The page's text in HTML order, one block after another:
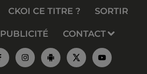
CKOI CE TITRE ? SORTIR
PUBLICITÉ CONTACT